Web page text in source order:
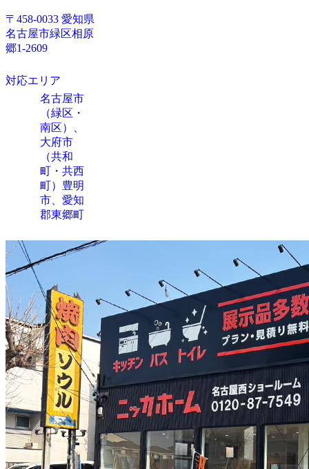
〒458-0033 愛知県
名古屋市緑区相原
郷1-2609
対応エリア
名古屋市
（緑区・
南区）、
大府市
（共和
町・共西
町）豊明
市、愛知
郡東郷町